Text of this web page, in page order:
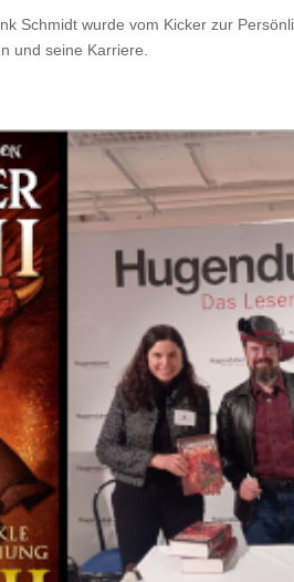
Schmidt wurde vom Kicker zur
und seine Karriere.